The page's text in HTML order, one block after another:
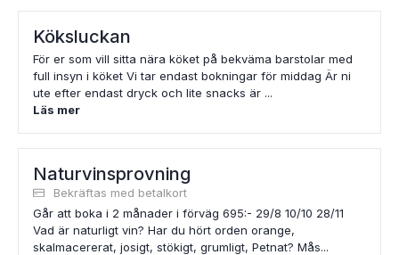
Köksluckan
För er som vill sitta nära köket på bekväma barstolar med
full insyn i köket Vi tar endast bokningar för middag Är ni
ute efter endast dryck och lite snacks är ...
Läs mer
Naturvinsprovning
Bekräftas med betalkort
Går att boka i 2 månader i förväg 695:- 29/8 10/10 28/11
Vad är naturligt vin? Har du hört orden orange,
skalmacererat, josigt, stökigt, grumligt, Petnat? Mås...